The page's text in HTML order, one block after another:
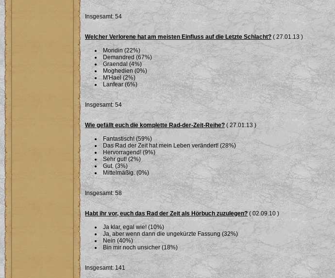
Insgesamt: 54
Welcher Verlorene hat am meisten Einfluss auf die Letzte Schlacht? ( 27.01.13 )
Moridin (22%)
Demandred (67%)
Graendal (4%)
Moghedien (0%)
M'Hael (2%)
Lanfear (6%)
Insgesamt: 54
Wie gefällt euch die komplette Rad-der-Zeit-Reihe? ( 27.01.13 )
Fantastisch! (59%)
Das Rad der Zeit hat mein Leben verändert! (28%)
Hervorragend! (9%)
Sehr gut! (2%)
Gut. (3%)
Mittelmäßig. (0%)
Insgesamt: 58
Habt ihr vor, euch das Rad der Zeit als Hörbuch zuzulegen? ( 02.09.10 )
Ja klar, egal wie! (10%)
Ja, aber wenn dann die ungekürzte Fassung (32%)
Nein (40%)
Bin mir noch unsicher (18%)
Insgesamt: 141